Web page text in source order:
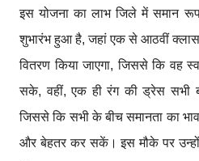
इस योजना का लाभ जिले में समान
शुभारंभ हुआ है, जहां एक से आठवीं क्लास
वितरण किया जाएगा, जिससे कि वह
सके, वहीं, एक ही रंग की ड्रेस सभी
जिससे कि सभी के बीच समानता का
और बेहतर कर सकें। इस मौके पर